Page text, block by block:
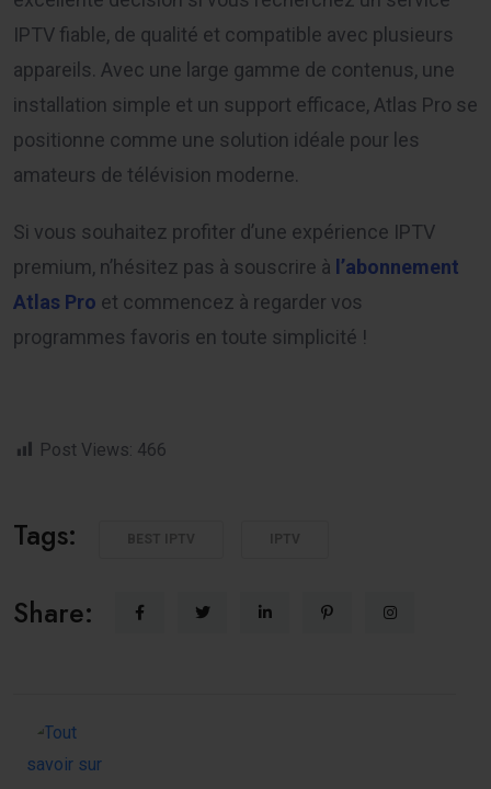
IPTV fiable, de qualité et compatible avec plusieurs
appareils. Avec une large gamme de contenus, une
installation simple et un support efficace, Atlas Pro se
positionne comme une solution idéale pour les
amateurs de télévision moderne.
Si vous souhaitez profiter d’une expérience IPTV
premium, n’hésitez pas à souscrire à l’abonnement
Atlas Pro et commencez à regarder vos
programmes favoris en toute simplicité !
Post Views: 466
Tags:
Share: